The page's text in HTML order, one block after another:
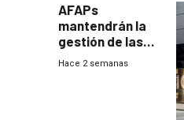
AFAPs
mantendrán la
gestión de las
cuentas
Hace 2 semanas